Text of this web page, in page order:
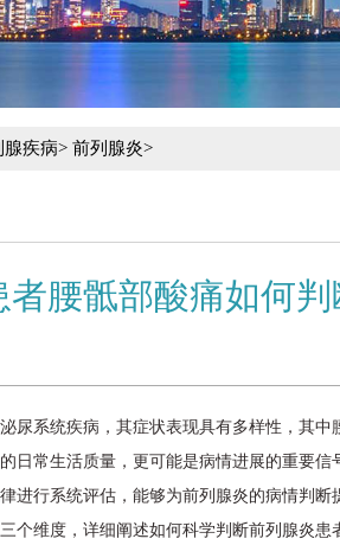
腺疾病> 前列腺炎>
腰骶部酸痛如何判
尿系统疾病，其症状表现具有多样性，其
日常生活质量，更可能是病情进展的重要
进行系统评估，能够为前列腺炎的病情判
个维度，详细阐述如何科学判断前列腺炎患